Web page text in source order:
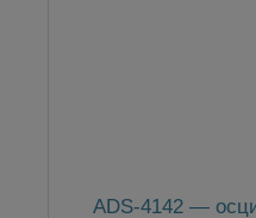
ADS-4142 —